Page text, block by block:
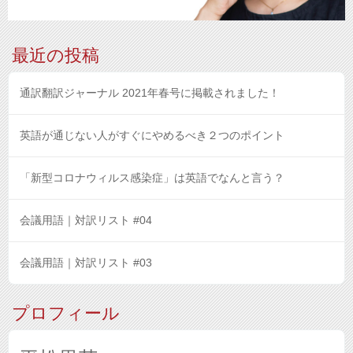
最近の投稿
通訳翻訳ジャーナル 2021年春号に掲載されました！
英語が通じない人がすぐにやめるべき２つのポイント
「新型コロナウィルス感染症」は英語でなんと言う？
会議用語｜対訳リスト #04
会議用語｜対訳リスト #03
プロフィール